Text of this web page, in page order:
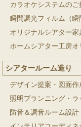
カラオケシステムのご
瞬間調光フィルム（瞬
オリジナルシアター家
ホームシアター工房オ
シアタールーム造り
デザイン提案・図面作
照明プランニング・
防音＆調音ルーム設計